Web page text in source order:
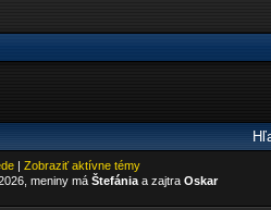
| Zobraziť aktívne témy
meniny má Štefániaa zajtra Oskar